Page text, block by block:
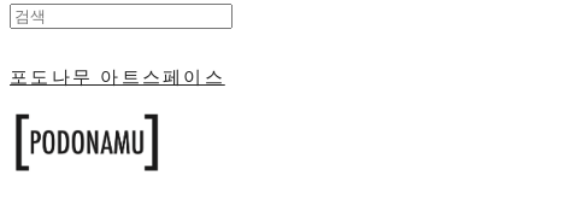
포도나무 아트스페이스